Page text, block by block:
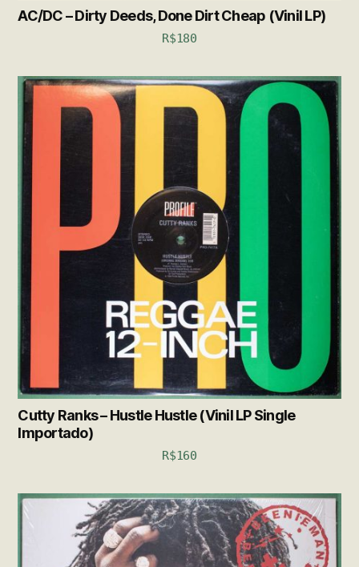
AC/DC – Dirty Deeds, Done Dirt Cheap (Vinil LP)
R$180
Cutty Ranks – Hustle Hustle (Vinil LP Single
Importado)
R$160